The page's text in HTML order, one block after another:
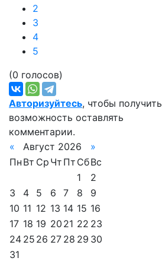
2
3
4
5
(0 голосов)
Авторизуйтесь, чтобы получить
возможность оставлять
комментарии.
«
Август 2026
»
Пн Вт Ср Чт Пт СбВс
1
2
3
4 5 6 7 8
9
10 11 12 13 14 15 16
17 18 19 20 21 22 23
24 25 26 27 28 29 30
31